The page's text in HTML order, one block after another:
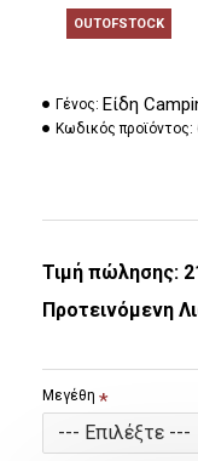
OUTOFSTOCK
Γένος: Είδη
Κωδικός προϊόντος:
Τιμή πώλησης:
Προτεινόμενη
Μεγέθη